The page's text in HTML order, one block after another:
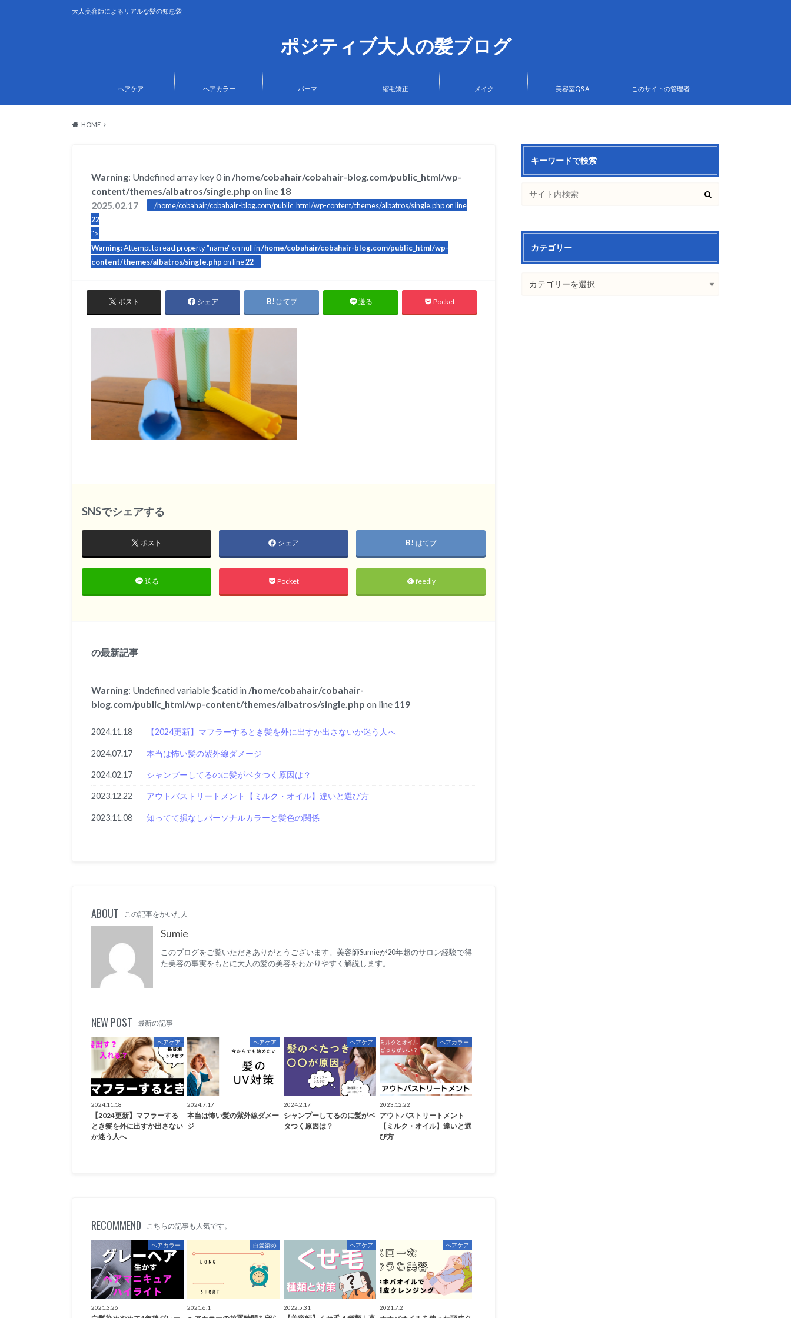
ポジティブ大人の髪ブログ
大人美容師によるリアルな髪の知恵袋
ヘアケア ヘアカラー パーマ 縮毛矯正 メイク 美容室Q&A このサイトの管理者
HOME
Warning: Undefined array key 0 in /home/cobahair/cobahair-blog.com/public_html/wp-
content/themes/albatros/single.php on line 18
2025.02.17
/home/cobahair/cobahair-blog.com/public_html/wp-content/themes/albatros/single.php on line
22
">
Warning: Attempt to read property "name" on null in/home/cobahair/cobahair-blog.com/public_html/wp-
content/themes/albatros/single.phpon line22
ポスト シェア はてブ 送る Pocket
SNSでシェアする
ポスト シェア はてブ
送る Pocket feedly
の最新記事
Warning: Undefined variable $catid in /home/cobahair/cobahair-
blog.com/public_html/wp-content/themes/albatros/single.php on line 119
2024.11.18 【2024更新】マフラーするとき髪を外に出すか出さないか迷う人へ
2024.07.17 本当は怖い髪の紫外線ダメージ
2024.02.17 シャンプーしてるのに髪がベタつく原因は？
2023.12.22 アウトバストリートメント【ミルク・オイル】違いと選び方
2023.11.08 知ってて損なしパーソナルカラーと髪色の関係
ABOUT この記事をかいた人
Sumie
このブログをご覧いただきありがとうございます。美容師Sumieが20年超のサロン経験で得
た美容の事実をもとに大人の髪の美容をわかりやすく解説します。
NEW POST 最新の記事
ヘアケア
2024.11.18
【2024更新】マフラーする
とき髪を外に出すか出さない
か迷う人へ
ヘアケア
2024.7.17
本当は怖い髪の紫外線ダメー
ジ
ヘアケア
2024.2.17
シャンプーしてるのに髪がベ
タつく原因は？
ヘアカラー
2023.12.22
アウトバストリートメント
【ミルク・オイル】違いと選
び方
RECOMMEND こちらの記事も人気です。
ヘアカラー
2021.3.26
白髪染め
2021.6.1
ヘアケア
2022.5.31
ヘアケア
2021.7.2
キーワードで検索
カテゴリー